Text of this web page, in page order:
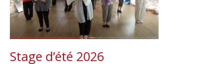
Stage d’été 2026